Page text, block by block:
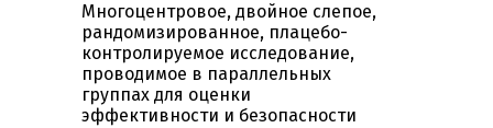
Многоцентровое, двойное слепое,
рандомизированное, плацебо-
контролируемое исследование,
проводимое в параллельных
группах для оценки
эффективности и безопасности